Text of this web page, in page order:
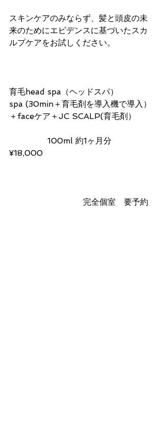
スキンケアのみならず、髪と頭皮の未
来のためにエビデンスに基づいたスカ
ルプケアをお試しください。
育毛head spa（ヘッドスパ）
spa (30min＋育毛剤を導入機で導入）
＋faceケア＋JC SCALP(育毛剤）
¥18,000
                             完全個室　要予約